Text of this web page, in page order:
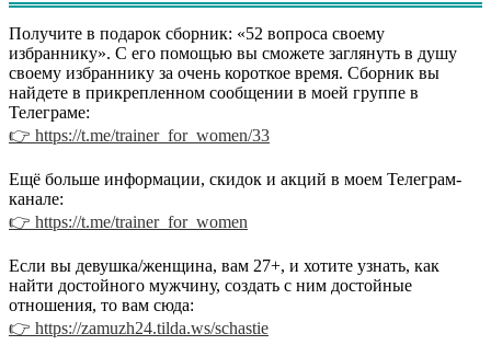
Получите в подарок сборник: «52 вопроса своему
избраннику». С его помощью вы сможете заглянуть в душу
своему избраннику за очень короткое время. Сборник вы
найдете в прикрепленном сообщении в моей группе в
Телеграме:
👉 https://t.me/trainer_for_women/33
Ещё больше информации, скидок и акций в моем Телеграм-
канале:
👉 https://t.me/trainer_for_women
Если вы девушка/женщина, вам 27+, и хотите узнать, как
найти достойного мужчину, создать с ним достойные
отношения, то вам сюда:
👉 https://zamuzh24.tilda.ws/schastie